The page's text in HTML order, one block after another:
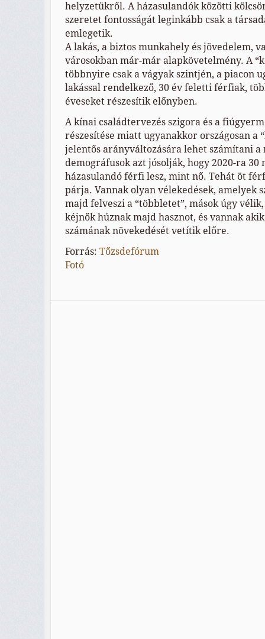
helyzetükről. A házasulandók közötti
szeretet fontosságát leginkább csak a
emlegetik.
A lakás, a biztos munkahely és jövedelem,
városokban már-már alapkövetelmény. A
többnyire csak a vágyak szintjén, a piacon
lakással rendelkező, 30 év feletti férfiak,
éveseket részesítik előnyben.
A kínai családtervezés szigora és a
részesítése miatt ugyanakkor országosan a
jelentős arányváltozására lehet számítani a
demográfusok azt jósolják, hogy 2020-ra
házasulandó férfi lesz, mint nő. Tehát öt
párja. Vannak olyan vélekedések, amelyek
majd felveszi a “többletet”, mások úgy
kéjnők húznak majd hasznot, és vannak
számának növekedését vetítik előre.
Forrás: Tőzsdefórum
Fotó